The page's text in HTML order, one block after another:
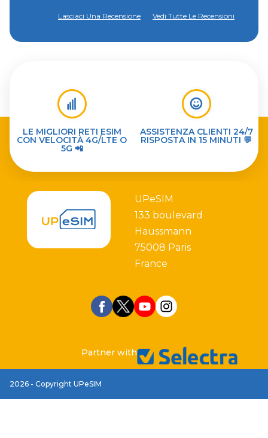
Lasciaci Una Recensione Vedi Tutte Le Recensioni
LE MIGLIORI RETI ESIM
CON VELOCITÀ 4G/LTE O
5G 📲
ASSISTENZA CLIENTI 24/7
RISPOSTA IN 15 MINUTI 💬
UPeSIM
133 boulevard
Haussmann
75008 Paris
France
Partner with
2026 - Copyright UPeSIM